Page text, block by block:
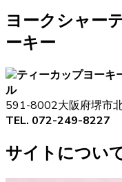
ヨークシャー
ーキー
ル
591-8002大阪府堺市
TEL. 072-249-8227
サイトについ